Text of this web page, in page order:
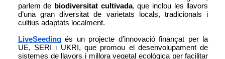
parlem de biodiversitat cultivada, que inclou les llavors
d’una gran diversitat de varietats locals, tradicionals i
cultius adaptats localment.
LiveSeeding és un projecte d’innovació finançat per la
UE, SERI i UKRI, que promou el desenvolupament de
sistemes de llavors i millora vegetal ecològica per facilitar